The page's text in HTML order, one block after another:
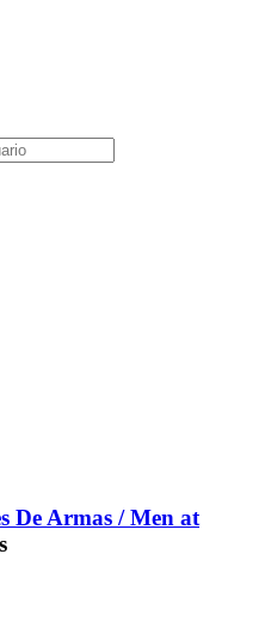
De Armas / Men at